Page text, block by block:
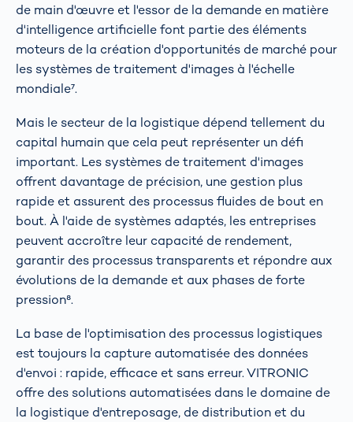
de main d'œuvre et l'essor de la demande en matière
d'intelligence artificielle font partie des éléments
moteurs de la création d'opportunités de marché pour
les systèmes de traitement d'images à l'échelle
mondiale⁷.
Mais le secteur de la logistique dépend tellement du
capital humain que cela peut représenter un défi
important. Les systèmes de traitement d'images
offrent davantage de précision, une gestion plus
rapide et assurent des processus fluides de bout en
bout. À l'aide de systèmes adaptés, les entreprises
peuvent accroître leur capacité de rendement,
garantir des processus transparents et répondre aux
évolutions de la demande et aux phases de forte
pression⁸.
La base de l'optimisation des processus logistiques
est toujours la capture automatisée des données
d'envoi : rapide, efficace et sans erreur. VITRONIC
offre des solutions automatisées dans le domaine de
la logistique d'entreposage, de distribution et du